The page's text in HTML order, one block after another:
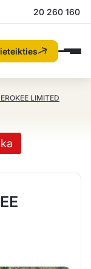
20 260 160
LIMITED